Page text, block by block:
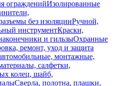
огражденийИзолированные
без изоляцииРучной,
инструментКраски,
и гильзыОхранные
ремонт, уход и защита
монтажные,
салфетки,
колец, шайб,
Сверла, полотна, плашки,